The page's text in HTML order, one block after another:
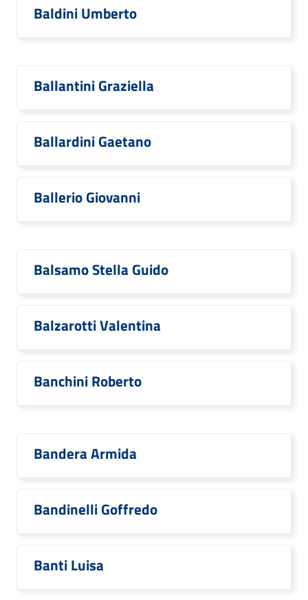
Baldini Umberto
Ballantini Graziella
Ballardini Gaetano
Ballerio Giovanni
Balsamo Stella Guido
Balzarotti Valentina
Banchini Roberto
Bandera Armida
Bandinelli Goffredo
Banti Luisa